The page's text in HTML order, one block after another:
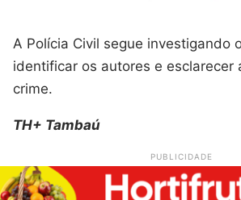
A Polícia Civil segue investigando
identificar os autores e esclarecer
crime.
TH+ Tambaú
PUBLICIDADE